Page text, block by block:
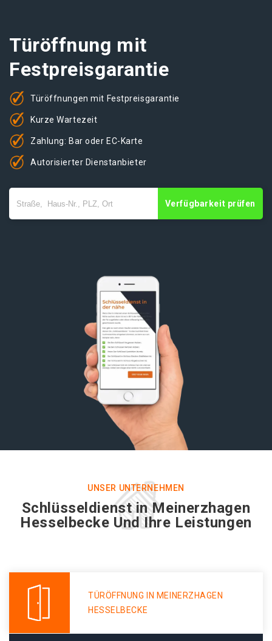
Türöffnung mit
Festpreisgarantie
Türöffnungen mit Festpreisgarantie
Kurze Wartezeit
Zahlung: Bar oder EC-Karte
Autorisierter Dienstanbieter
Verfügbarkeit prüfen
UNSER UNTERNEHMEN
Schlüsseldienst in Meinerzhagen
Hesselbecke Und Ihre Leistungen
TÜRÖFFNUNG IN MEINERZHAGEN
HESSELBECKE